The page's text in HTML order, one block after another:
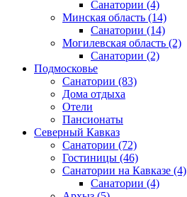
Санатории (4)
Минская область (14)
Санатории (14)
Могилевская область (2)
Санатории (2)
Подмосковье
Санатории (83)
Дома отдыха
Отели
Пансионаты
Северный Кавказ
Санатории (72)
Гостиницы (46)
Санатории на Кавказе (4)
Санатории (4)